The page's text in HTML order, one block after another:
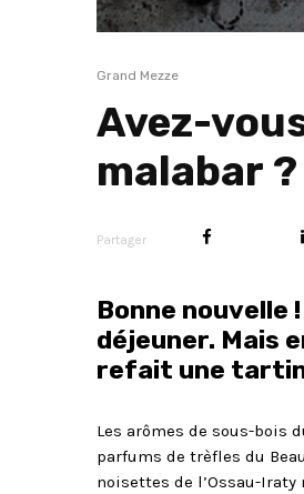
Grand Mezze
Avez-
malabar ?
Partager
Bonne nouvelle
déjeuner. Mais
refait une
Les arômes de sous-bois
parfums de trèfles du
noisettes de l’Ossau-